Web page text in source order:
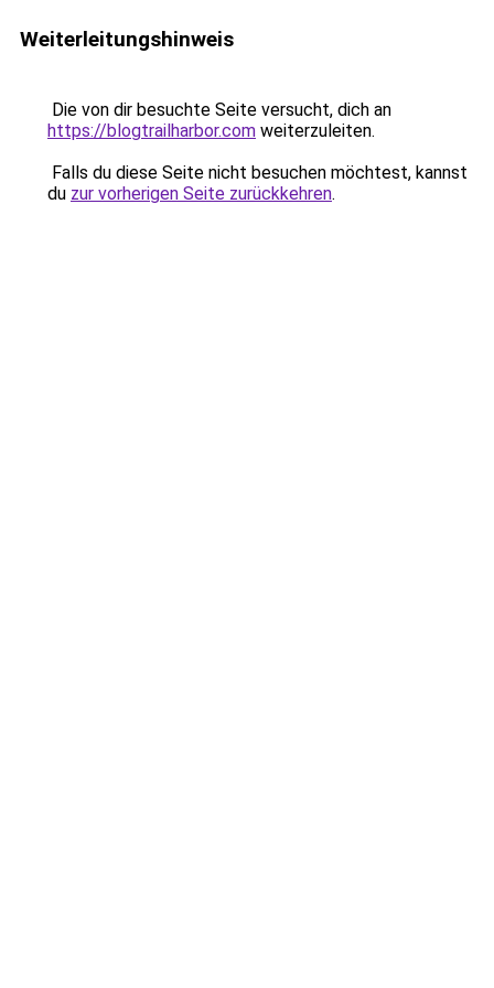
Weiterleitungshinweis
Die von dir besuchte Seite versucht, dich an
https://blogtrailharbor.com weiterzuleiten.
Falls du diese Seite nicht besuchen möchtest, kannst
du zur vorherigen Seite zurückkehren.